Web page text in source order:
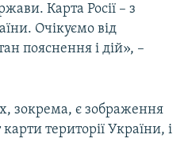
Карта Росії – з
Очікуємо від
пояснення і дій», –
зокрема, є зображення
території України, і